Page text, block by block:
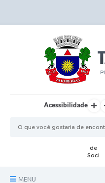
Acessibilidade
MENU